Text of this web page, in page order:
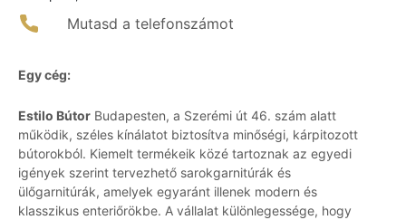
Mutasd a telefonszámot
Egy cég:
Estilo Bútor Budapesten, a Szerémi út 46. szám alatt
működik, széles kínálatot biztosítva minőségi, kárpitozott
bútorokból. Kiemelt termékeik közé tartoznak az egyedi
igények szerint tervezhető sarokgarnitúrák és
ülőgarnitúrák, amelyek egyaránt illenek modern és
klasszikus enteriőrökbe. A vállalat különlegessége, hogy